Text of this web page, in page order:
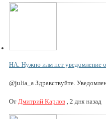
НА: Нужно илм нет уведомление
@julia_a Здравствуйте.
От Дмитрий Карлов , 2 дня назад